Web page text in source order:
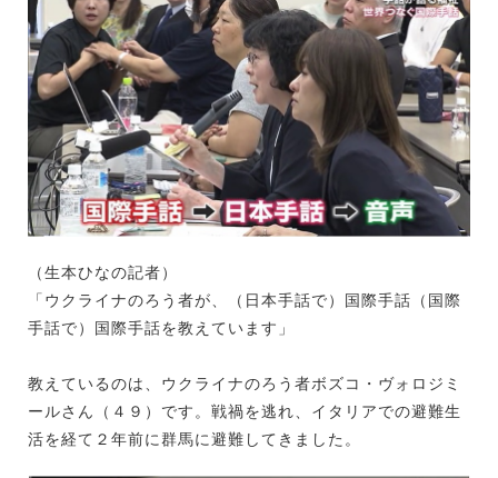
（生本ひなの記者）
「ウクライナのろう者が、（日本手話で）国際手話（国際
手話で）国際手話を教えています」
教えているのは、ウクライナのろう者ボズコ・ヴォロジミ
ールさん（４９）です。戦禍を逃れ、イタリアでの避難生
活を経て２年前に群馬に避難してきました。